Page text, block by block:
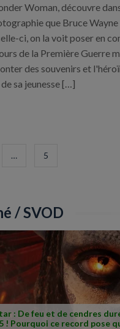
Woman, découvre
que Bruce Wayne
ci, on la voit poser en
de la Première Guerre
des souvenirs et
sa jeunesse […]
… 5
/ SVOD
: De feu et de cendres
! Pourquoi ce record pose